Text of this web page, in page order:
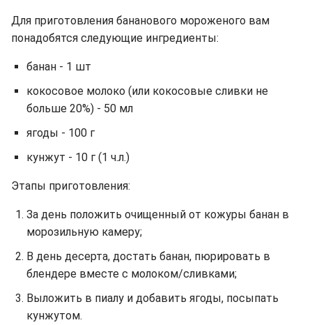
Для приготовления бананового мороженого вам
понадобятся следующие ингредиенты:
банан - 1 шт
кокосовое молоко (или кокосовые сливки не
больше 20%) - 50 мл
ягоды - 100 г
кунжут - 10 г (1 ч.л.)
Этапы приготовления:
За день положить очищенный от кожуры банан в
морозильную камеру;
В день десерта, достать банан, пюрировать в
блендере вместе с молоком/сливками;
Выложить в пиалу и добавить ягоды, посыпать
кунжутом.